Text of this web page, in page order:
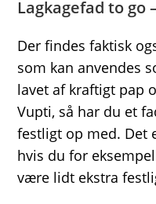
Lagkagefad to go
Der findes faktisk
som kan anvendes
lavet af kraftigt pap
Vupti, så har du et
festligt op med. Det
hvis du for
være lidt ekstra